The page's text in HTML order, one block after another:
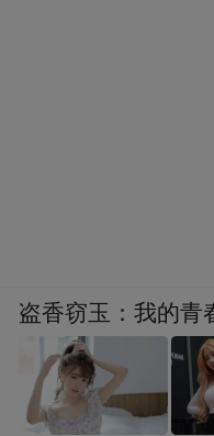
盗香窃玉：我的青